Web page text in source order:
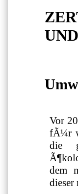
Vor
fÃ¼r
die
dem